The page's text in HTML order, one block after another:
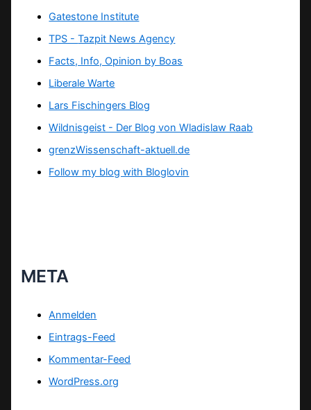
Gatestone Institute
TPS -Tazpit News Agency
Facts, Info, Opinion by Boas
Liberale Warte
Lars Fischingers Blog
Wildnisgeist - Der Blog von Wladislaw Raab
grenzWissenschaft-aktuell.de
Follow my blog with Bloglovin
META
Anmelden
Eintrags-Feed
Kommentar-Feed
WordPress.org